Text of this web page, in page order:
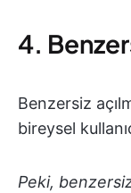
4.
Benzersiz
bireysel
Peki,